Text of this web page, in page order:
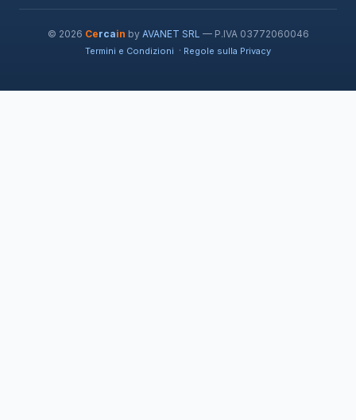
© 2026 Cercain by AVANET SRL — P.IVA 03772060046
Termini e Condizioni · Regole sulla Privacy